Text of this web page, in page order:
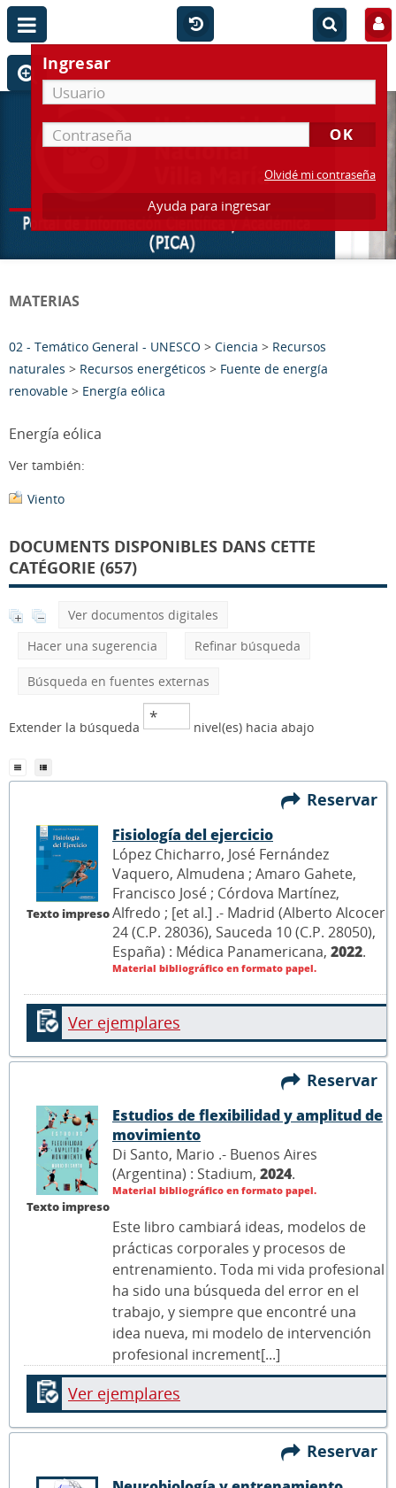
Ingresar
Olvidé mi contraseña
Ayuda para ingresar
MATERIAS
02 - Temático General - UNESCO > Ciencia > Recursos
naturales > Recursos energéticos > Fuente de energía
renovable > Energía eólica
Energía eólica
Ver también:
Viento
DOCUMENTS DISPONIBLES DANS CETTE
CATÉGORIE (657)
Ver documentos digitales
Hacer una sugerencia
Refinar búsqueda
Búsqueda en fuentes externas
Extender la búsqueda nivel(es) hacia abajo
Reservar
Texto impreso
Fisiología del ejercicio
López Chicharro, José Fernández
Vaquero, Almudena ; Amaro Gahete,
Francisco José ; Córdova Martínez,
Alfredo ; [et al.] .- Madrid (Alberto Alcocer
24 (C.P. 28036), Sauceda 10 (C.P. 28050),
España) : Médica Panamericana, 2022.
Material bibliográfico en formato papel.
Ver ejemplares
Reservar
Texto impreso
Estudios de flexibilidad y amplitud de
movimiento
Di Santo, Mario .- Buenos Aires
(Argentina) : Stadium, 2024.
Material bibliográfico en formato papel.
Este libro cambiará ideas, modelos de
prácticas corporales y procesos de
entrenamiento. Toda mi vida profesional
ha sido una búsqueda del error en el
trabajo, y siempre que encontré una
idea nueva, mi modelo de intervención
profesional increment[...]
Ver ejemplares
Reservar